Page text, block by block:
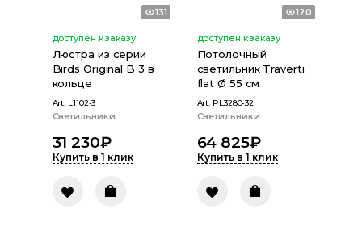
131
доступен к заказу
Люстра из серии
Birds Original B 3 в
кольце
Art: L1102-3
Светильники
31 230₽
Купить в 1 клик
120
доступен к заказу
Потолочный
светильник Traverti
flat Ø 55 см
Art: PL3280-32
Светильники
64 825₽
Купить в 1 клик